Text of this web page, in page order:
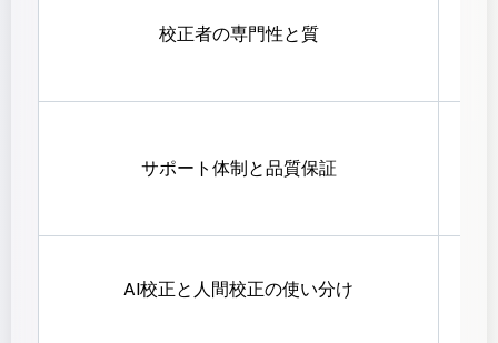
校正者の専門性と質
サポート体制と品質保証
AI校正と人間校正の使い分け